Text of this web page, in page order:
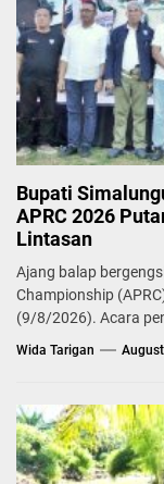
Bupati
APRC 2026
Lintasan
Ajang balap
Championship
(9/8/2026). Acara
Wida Tarigan